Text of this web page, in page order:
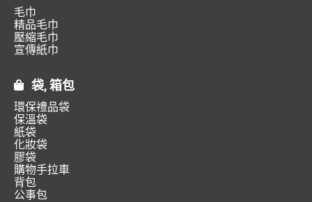
毛巾
精品毛巾
壓縮毛巾
宣傳紙巾
袋, 箱包
環保禮品袋
保溫袋
紙袋
化妝袋
膠袋
購物手拉車
背包
公事包